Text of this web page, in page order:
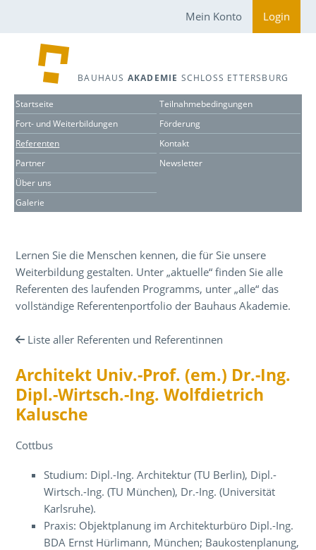
Mein Konto Login
BAUHAUS AKADEMIE SCHLOSS ETTERSBURG
Startseite
Fort- und Weiterbildungen
Referenten
Partner
Über uns
Galerie
Teilnahmebedingungen
Förderung
Kontakt
Newsletter
Lernen Sie die Menschen kennen, die für Sie unsere
Weiterbildung gestalten. Unter „aktuelle“ finden Sie alle
Referenten des laufenden Programms, unter „alle“ das
vollständige Referentenportfolio der Bauhaus Akademie.
Liste aller Referenten und Referentinnen
Architekt Univ.-Prof. (em.) Dr.-Ing.
Dipl.-Wirtsch.-Ing. Wolfdietrich
Kalusche
Cottbus
Studium: Dipl.-Ing. Architektur (TU Berlin), Dipl.-
Wirtsch.-Ing. (TU München), Dr.-Ing. (Universität
Karlsruhe).
Praxis: Objektplanung im Architekturbüro Dipl.-Ing.
BDA Ernst Hürlimann, München; Baukostenplanung,